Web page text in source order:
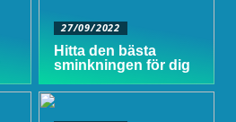
27/09/2022
Hitta den bästa
sminkningen för dig